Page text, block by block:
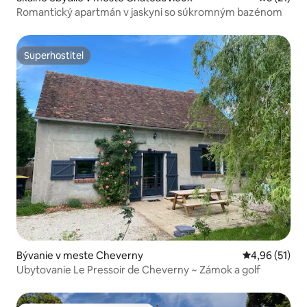
Romantický apartmán v jaskyni so súkromným bazénom
Superhostiteľ
Superhostiteľ
Bývanie v meste Cheverny Priemerné
4,96 (51)
Ubytovanie Le Pressoir de Cheverny ~ Zámok a golf